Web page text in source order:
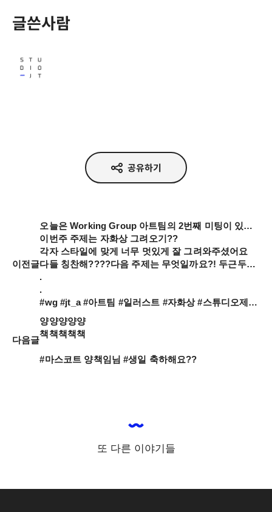
글쓴사람
Studio JT
공유하기
이전글
오늘은 Working Group 아트팀의 2번째 미팅이 있었어
이번주 주제는 자화상 그려오기??
각자 스타일에 맞게 너무 멋있게 잘 그려와주셨어요
다들 칭찬해????다음 주제는 무엇일까요?! 두근두근?
.
.
#wg #jt_a #아트팀 #일러스트 #자화상 #스튜디오제이티
다음글
양양양양양
책책책책책
#마스코트 양책임님 #생일 축하해요??
또 다른 이야기들